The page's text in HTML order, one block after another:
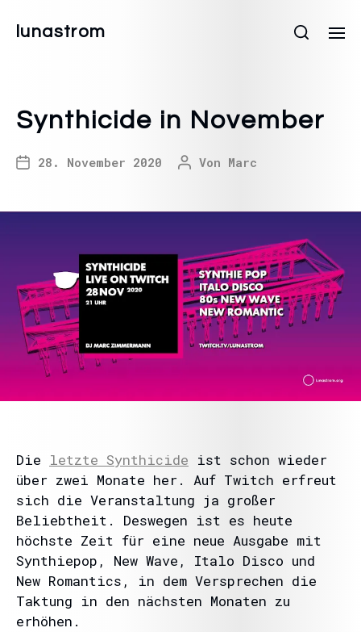
lunastrom
Synthicide in November
28. November 2020 Von Marc
Die letzte Synthicide ist schon wieder
über zwei Monate her. Auf Twitch erfreut
sich die Veranstaltung ja großer
Beliebtheit. Deswegen ist es heute
höchste Zeit für eine neue Ausgabe mit
Synthiepop, New Wave, Italo Disco und
New Romantics, in dem Versprechen die
Taktung in den nächsten Monaten zu
erhöhen.